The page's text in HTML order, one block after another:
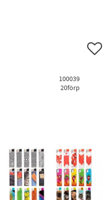
Lägg
100039
20förp